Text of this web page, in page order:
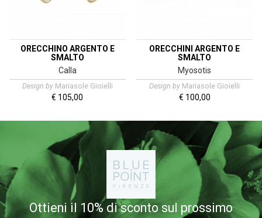
ORECCHINO ARGENTO E
SMALTO
Calla
Design byMariasole Gioielli
€ 105,00
ORECCHINI ARGENTO E
SMALTO
Myosotis
Design by Mariasole Gioielli
€ 100,00
Ottieni il 10% di sconto sul prossimo